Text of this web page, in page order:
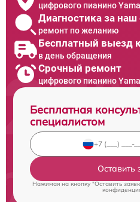
цифрового пианино
Диагностика за наш
ремонт по желанию
Бесплатный выезд
в день обращения
Срочный ремонт
цифрового пианино
Бесплатная
специалистом
Оставить
Нажимая на кнопку "Оставить